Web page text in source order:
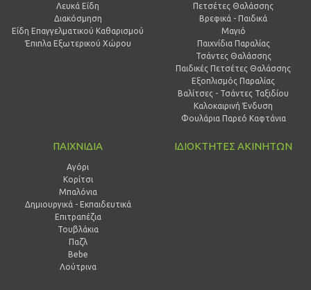
Λευκά Είδη
Διακόσμηση
Είδη Επαγγελματικού Καθαρισμού
Έπιπλα Εξωτερικού Χώρου
Πετσέτες Θαλάσσης
Βρεφικά - Παιδικά
Μαγιό
Παιχνίδια Παραλίας
Τσάντες Θαλάσσης
Παιδικές Πετσέτες Θαλάσσης
Εξοπλισμός Παραλίας
Βαλίτσες - Τσάντες Ταξιδίου
Καλοκαιρινή Ένδυση
Φουλάρια Παρεό Καφτάνια
ΠΑΙΧΝΙΔΙΑ
Αγόρι
Κορίτσι
Μπαλόνια
Δημιουργικά - Εκπαιδευτικά
Επιτραπέζια
Τουβλάκια
Παζλ
Bebe
Λούτρινα
ΙΔΙΟΚΤΗΤΕΣ ΑΚΙΝΗΤΩΝ